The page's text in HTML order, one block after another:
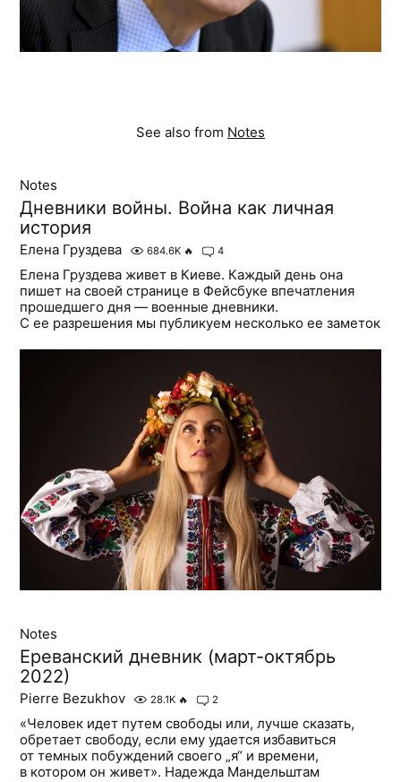
See also from Notes
Notes
Дневники войны. Война как личная
история
Елена Груздева 684.6K 🔥 4
Елена Груздева живет в Киеве. Каждый день она
пишет на своей странице в Фейсбуке впечатления
прошедшего дня — военные дневники.
С ее разрешения мы публикуем несколько ее заметок
Notes
Ереванский дневник (март-октябрь
2022)
Pierre Bezukhov 28.1K 🔥 2
«Человек идет путем свободы или, лучше сказать,
обретает свободу, если ему удается избавиться
от темных побуждений своего „я“ и времени,
в котором он живет». Надежда Мандельштам